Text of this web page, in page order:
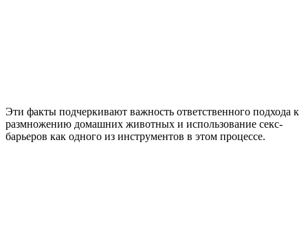
Эти факты подчеркивают важность ответственного подхода к
размножению домашних животных и использование секс-
барьеров как одного из инструментов в этом процессе.